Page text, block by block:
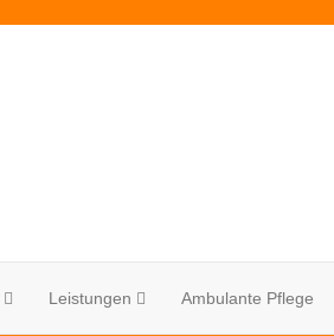
Leistungen Ambulante Pflege